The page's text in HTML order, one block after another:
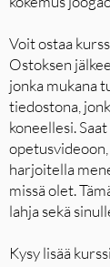
Voit ostaa
Ostoksen
jonka mukana
tiedostona,
koneellesi.
harjoitella
missä olet.
lahja sekä
Kysy lisää